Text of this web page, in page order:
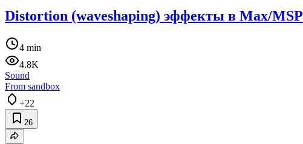
Distortion (waveshaping) эффекты в Max/MSP
4 min
4.8K
Sound
From sandbox
+22
26